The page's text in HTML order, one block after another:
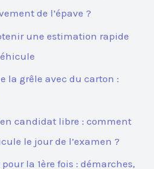
de l’épave ?
une estimation rapide
la grêle avec du carton :
en candidat libre : comment
le jour de l’examen ?
la 1ère fois : démarches,